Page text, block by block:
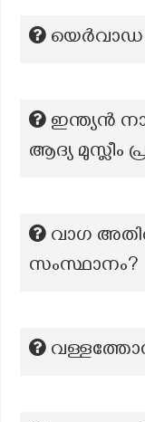
യെർവാഡ
ഇന്ത്യൻ
ആദ്യ മുസ്ലീം
വാഗ
സംസ്ഥാനം?